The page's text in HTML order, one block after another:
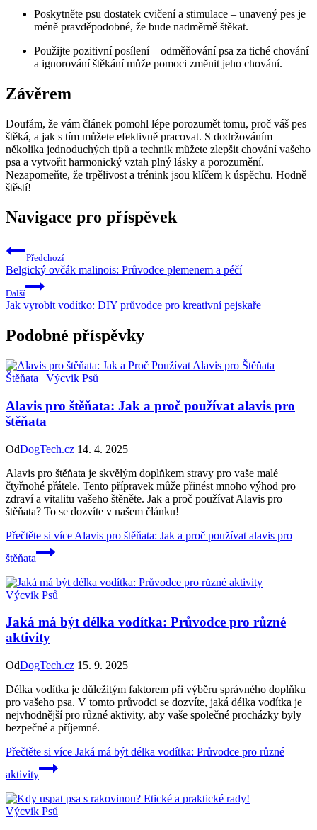
Poskytněte psu dostatek cvičení a stimulace – unavený pes je
méně pravděpodobné, že bude nadměrně štěkat.
Použijte pozitivní posílení – odměňování psa za tiché chování
a ignorování štěkání může pomoci změnit jeho chování.
Závěrem
Doufám, že vám článek pomohl lépe porozumět tomu, proč váš pes
štěká, a jak s tím můžete efektivně pracovat. S dodržováním
několika jednoduchých tipů a technik můžete zlepšit chování vašeho
psa a vytvořit harmonický vztah plný lásky a porozumění.
Nezapomeňte, že trpělivost a trénink jsou klíčem k úspěchu. Hodně
štěstí!
Navigace pro příspěvek
Předchozí
Belgický ovčák malinois: Průvodce plemenem a péčí
Další
Jak vyrobit vodítko: DIY průvodce pro kreativní pejskaře
Podobné příspěvky
Štěňata | Výcvik Psů
Alavis pro štěňata: Jak a proč používat alavis pro
štěňata
OdDogTech.cz 14. 4. 2025
Alavis pro štěňata je skvělým doplňkem stravy pro vaše malé
čtyřnohé přátele. Tento přípravek může přinést mnoho výhod pro
zdraví a vitalitu vašeho štěněte. Jak a proč používat Alavis pro
štěňata? To se dozvíte v našem článku!
Přečtěte si více Alavis pro štěňata: Jak a proč používat alavis pro
štěňata
Výcvik Psů
Jaká má být délka vodítka: Průvodce pro různé
aktivity
OdDogTech.cz 15. 9. 2025
Délka vodítka je důležitým faktorem při výběru správného doplňku
pro vašeho psa. V tomto průvodci se dozvíte, jaká délka vodítka je
nejvhodnější pro různé aktivity, aby vaše společné procházky byly
bezpečné a příjemné.
Přečtěte si více Jaká má být délka vodítka: Průvodce pro různé
aktivity
Výcvik Psů